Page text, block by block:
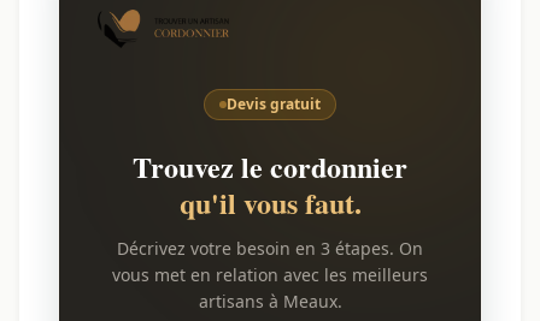
Devis gratuit
Trouvez le cordonnier
qu'il vous faut.
Décrivez votre besoin en 3 étapes. On
vous met en relation avec les meilleurs
artisans à Meaux.